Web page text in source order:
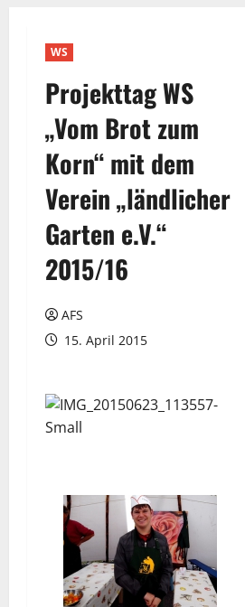
WS
Projekttag WS
„Vom Brot zum
Korn“ mit dem
Verein „ländlicher
Garten e.V.“
2015/16
AFS
15. April 2015